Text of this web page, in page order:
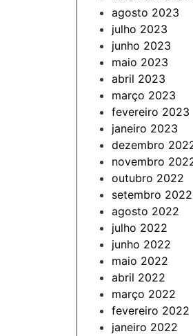
agosto 2023
julho 2023
junho 2023
maio 2023
abril 2023
março 2023
fevereiro 2023
janeiro 2023
dezembro
novembro
outubro 2022
setembro 2022
agosto 2022
julho 2022
junho 2022
maio 2022
abril 2022
março 2022
fevereiro 2022
janeiro 2022